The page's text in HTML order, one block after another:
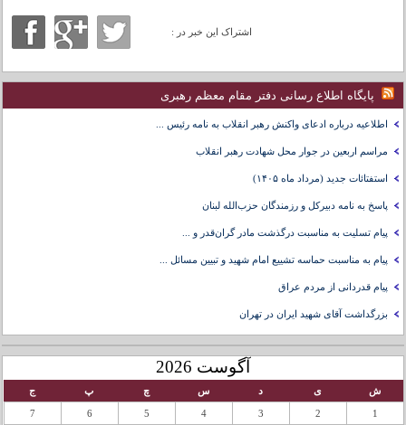
اشتراک این خبر در :
پایگاه اطلاع رسانی دفتر مقام معظم رهبری
اطلاعیه درباره ادعای واکنش رهبر انقلاب به نامه رئیس ...
مراسم اربعین در جوار محل شهادت رهبر انقلاب
استفتائات جدید (مرداد ماه ۱۴۰۵)
پاسخ به نامه دبیرکل و رزمندگان حزب‌الله لبنان
پیام تسلیت به مناسبت درگذشت مادر گران‌قدر و ...
پیام به مناسبت حماسه تشییع امام شهید و تبیین مسائل ...
پیام قدردانی از مردم عراق
بزرگداشت آقای شهید ایران در تهران
آگوست 2026
ش ی د س چ پ ج
1
2
3
4
5
6
7